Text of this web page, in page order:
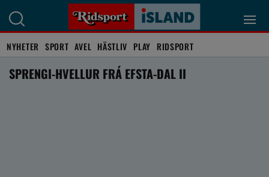
NYHETER SPORT AVEL HÄSTLIV PLAY RIDSPORT
SPRENGI-HVELLUR FRÁ EFSTA-DAL II